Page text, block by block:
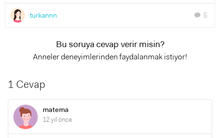
turkannn chat 5
Bu soruya cevap verir misin?
Anneler deneyimlerinden faydalanmak istiyor!
1 Cevap
matema
12 yıl önce